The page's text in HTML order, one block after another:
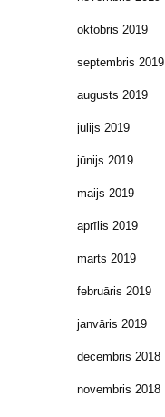
oktobris 2019
septembris 2019
augusts 2019
jūlijs 2019
jūnijs 2019
maijs 2019
aprīlis 2019
marts 2019
februāris 2019
janvāris 2019
decembris 2018
novembris 2018